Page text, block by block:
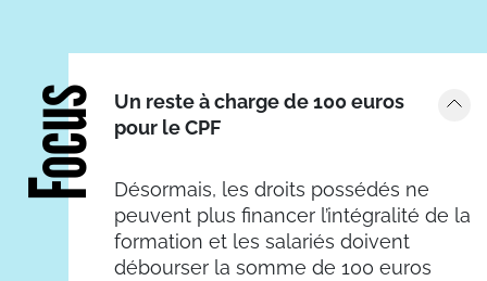
Focus
Un reste à charge de 100 euros
pour le CPF
Désormais, les droits possédés ne
peuvent plus financer l’intégralité de la
formation et les salariés doivent
débourser la somme de 100 euros